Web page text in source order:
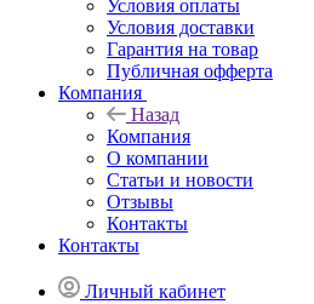
Условия оплаты
Условия доставки
Гарантия на товар
Публичная офферта
Компания
Назад
Компания
О компании
Статьи и новости
Отзывы
Контакты
Контакты
Личный кабинет